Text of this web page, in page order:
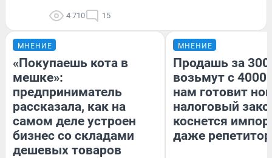
4 710 15
МНЕНИЕ
«Покупаешь кота в
мешке»:
предприниматель
рассказала, как на
самом деле устроен
бизнес со складами
дешевых товаров
МНЕНИЕ
Продашь за
возьмут с
нам готовит
налоговый
коснется
даже